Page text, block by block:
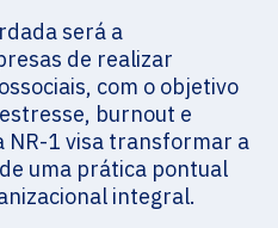
será a
de realizar
com o objetivo
burnout e
NR-1 visa transformar a
uma prática pontual
integral.